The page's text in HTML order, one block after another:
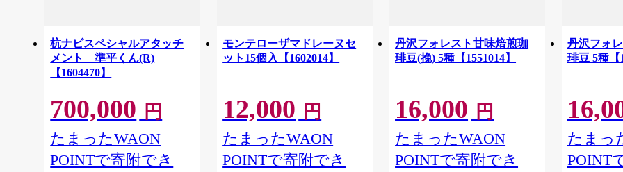
杭ナビスペシャルアタッチ
メント 準平くん(R)
【1604470】
700,000 円
たまったWAON
POINTで寄附でき
モンテローザマドレーヌセ
ット15個入【1602014】
12,000 円
たまったWAON
POINTで寄附でき
丹沢フォレスト甘味焙煎珈
琲豆(挽) 5種【1551014】
16,000 円
たまったWAON
POINTで寄附でき
丹沢フォ
琲豆 5種【
たまっ
POINT